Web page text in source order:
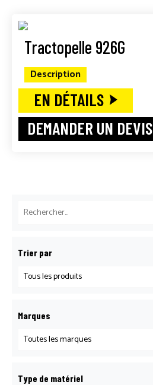
Tractopelle 926G
Description
EN DÉTAILS
DEMANDER UN DEVIS
Trier par
Marques
Type de matériel